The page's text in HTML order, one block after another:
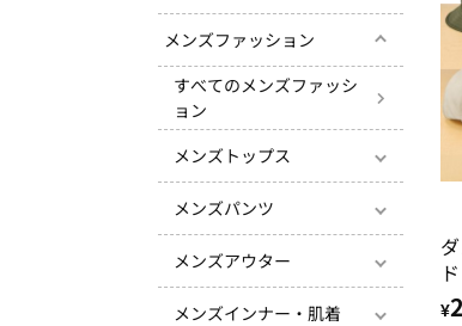
メンズファッション
すべてのメンズファッシ
ョン
メンズトップス
メンズパンツ
メンズアウター
メンズインナー・肌着 ¥